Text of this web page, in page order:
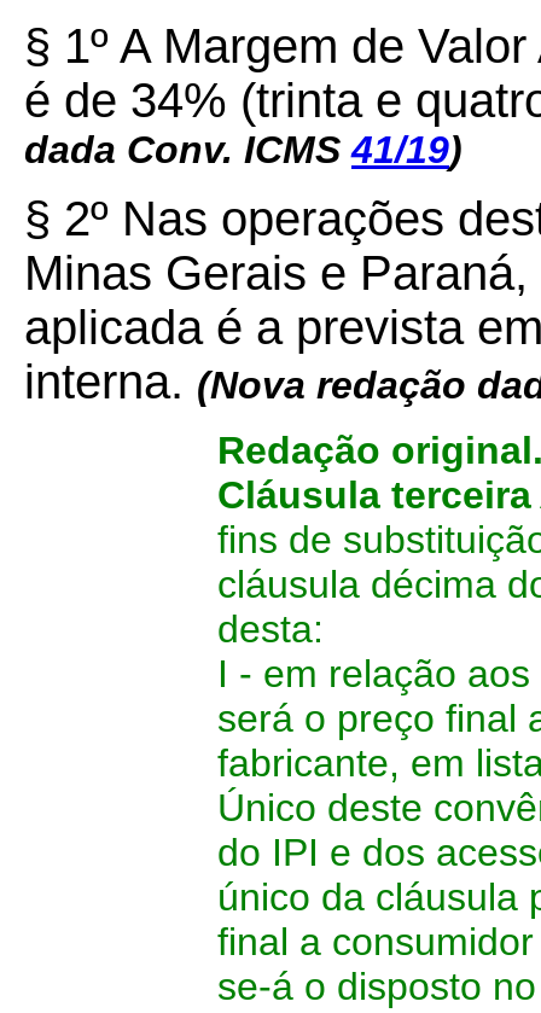
§ 1º A Margem de
é de 34% (trinta e
dada Conv. ICMS41/19)
§ 2º Nas operações
Minas Gerais e
aplicada é a prevista
interna. (Nova redação
Redação
Cláusula terceira
fins de
cláusula décima
desta:
I - em relação
será o preço final
fabricante, em
Único deste
do IPI e dos
único da cláusula
final a
se-á o disposto